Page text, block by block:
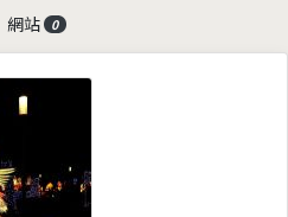
網站 0